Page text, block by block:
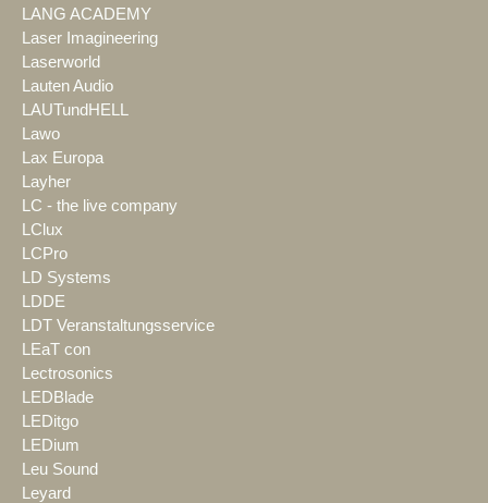
LANG ACADEMY
Laser Imagineering
Laserworld
Lauten Audio
LAUTundHELL
Lawo
Lax Europa
Layher
LC - the live company
LClux
LCPro
LD Systems
LDDE
LDT Veranstaltungsservice
LEaT con
Lectrosonics
LEDBlade
LEDitgo
LEDium
Leu Sound
Leyard